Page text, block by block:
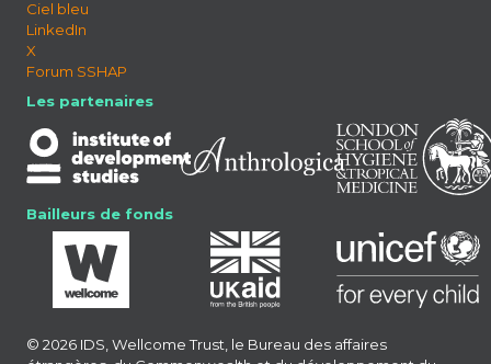
Ciel bleu
LinkedIn
X
Forum SSHAP
Les partenaires
Bailleurs de fonds
© 2026 IDS, Wellcome Trust, le Bureau des affaires